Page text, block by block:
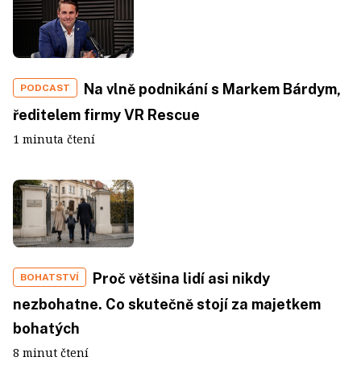
PODCAST
Na vlně podnikání s Markem Bárdym,
ředitelem firmy VR Rescue
1 minuta čtení
BOHATSTVÍ
Proč většina lidí asi nikdy
nezbohatne. Co skutečně stojí za majetkem
bohatých
8 minut čtení